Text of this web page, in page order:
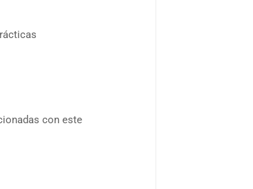
con este